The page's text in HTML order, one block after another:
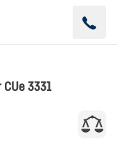
3331